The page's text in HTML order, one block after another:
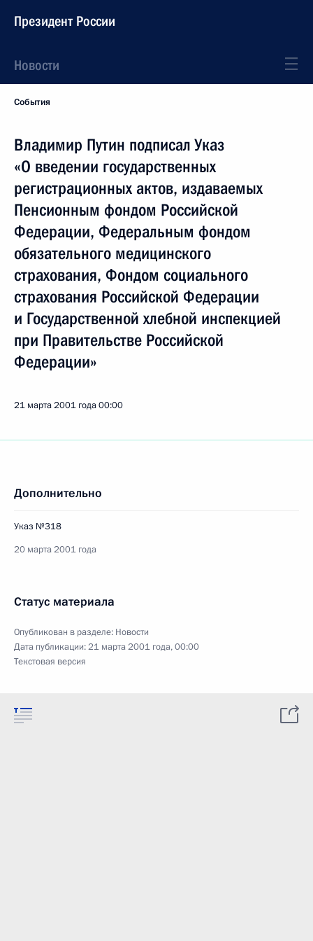
Президент России
Новости
События
Владимир Путин подписал Указ
«О введении государственных
регистрационных актов, издаваемых
Пенсионным фондом Российской
Федерации, Федеральным фондом
обязательного медицинского
страхования, Фондом социального
страхования Российской Федерации
и Государственной хлебной инспекцией
при Правительстве Российской
Федерации»
21 марта 2001 года00:00
Дополнительно
Указ №318
20 марта 2001 года
Статус материала
Опубликован в разделе: Новости
Дата публикации:21 марта 2001 года, 00:00
Текстовая версия